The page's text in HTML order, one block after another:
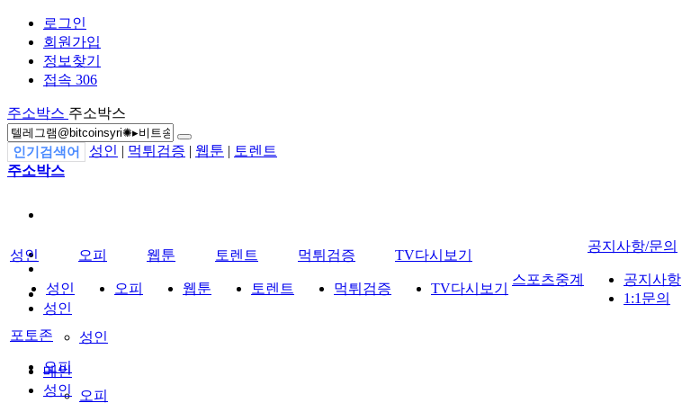
로그인
회원가입
정보찾기
접속 306
주소박스 주소박스
인기검색어 성인 | 먹튀검증 | 웹툰 | 토렌트
주소박스
성인
성인
오피
오피
성인
성인
오피
오피
웹툰
웹툰
토렌트
토렌트
먹튀검증
먹튀검증
TV다시보기
TV다시보기
스포츠중계
공지사항/문의
공지사항
1:1문의
포토존
메인
성인